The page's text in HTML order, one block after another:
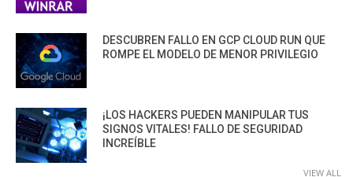
DESCUBREN FALLO EN GCP CLOUD RUN QUE
ROMPE EL MODELO DE MENOR PRIVILEGIO
¡LOS HACKERS PUEDEN MANIPULAR TUS
SIGNOS VITALES! FALLO DE SEGURIDAD
INCREÍBLE
VIEW ALL